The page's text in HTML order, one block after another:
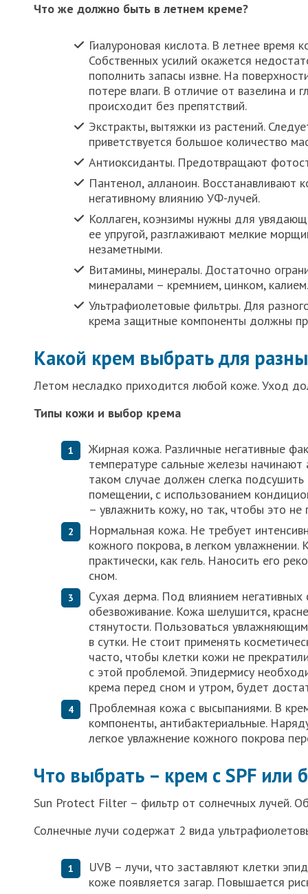
Что же должно быть в летнем креме?
Гиалуроновая кислота. В летнее время
Собственных усилий окажется
пополнить запасы извне. На
потере влаги. В отличие от вазелина и
происходит без препятствий.
Экстракты, вытяжки из растений.
приветствуется большое количество
Антиоксиданты. Предотвращают
Пантенол, алланоин. Восстанавливают
негативному влиянию УФ-лучей.
Коллаген, коэнзимы нужны для
ее упругой, разглаживают мелкие
незаметными.
Витамины, минералы. Достаточно
минералами – кремнием, цинком, калием.
Ультрафиолетовые фильтры. Для
крема защитные компоненты должны
Какой крем выбрать для
Летом несладко приходится любой коже. Уход
Типы кожи и выбор крема
Жирная кожа. Различные негативные
температуре сальные железы
таком случае должен слегка
помещении, с использованием
– увлажнить кожу, но так, чтобы это не
Нормальная кожа. Не требует
кожного покрова, в легком
практически, как гель. Наносить его
сном.
Сухая дерма. Под влиянием
обезвоживание. Кожа шелушится,
стянутости. Пользоваться
в сутки. Не стоит применять
часто, чтобы клетки кожи не
с этой проблемой. Эпидермису
крема перед сном и утром, будет
Проблемная кожа с высыпаниями. В
компоненты, антибактериальные.
легкое увлажнение кожного покрова
Что выбрать – крем с SPF или
Sun Protect Filter – фильтр от солнечных лучей.
Солнечные лучи содержат 2 вида
UVB – лучи, что заставляют клетки
коже появляется загар. Повышается